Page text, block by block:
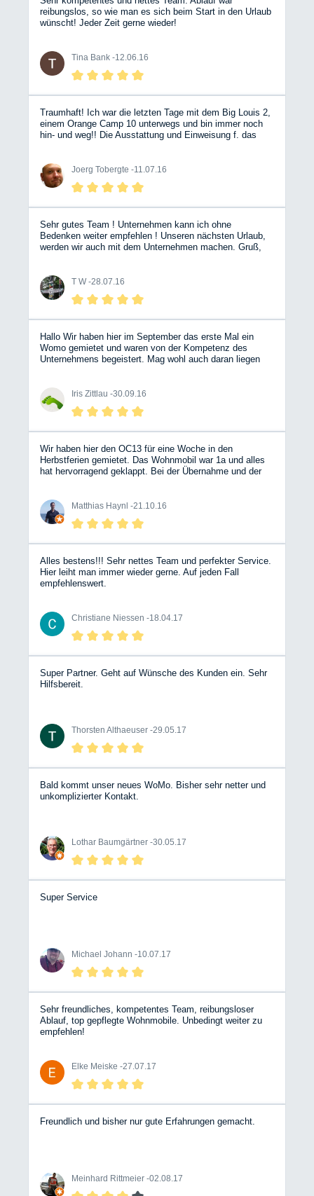
reibungslos, so wie man es sich beim Start in den Urlaub
wünscht! Jeder Zeit gerne wieder!
Tina Bank -12.06.16
Traumhaft! Ich war die letzten Tage mit dem Big Louis 2,
einem Orange Camp 10 unterwegs und bin immer noch
hin- und weg!! Die Ausstattung und Einweisung f. das
Maedels wissen genau, was sie tun!! :) Nicht lange
fackeln und buchen..
Joerg Tobergte -11.07.16
Sehr gutes Team ! Unternehmen kann ich ohne
Bedenken weiter empfehlen ! Unseren nächsten Urlaub,
werden wir auch mit dem Unternehmen machen. Gruß,
T W -28.07.16
Hallo Wir haben hier im September das erste Mal ein
Womo gemietet und waren von der Kompetenz des
Unternehmens begeistert. Mag wohl auch daran liegen
Buchungen wurden prompt beantwortet.Selbst ein
vorheriges anschauen des ausgewählten Womo war kein
Problem .Wir werden hier weiterhin buchen und freuen
Iris Zittlau -30.09.16
Wir haben hier den OC13 für eine Woche in den
Herbstferien gemietet. Das Wohnmobil war 1a und alles
hat hervorragend geklappt. Bei der Übernahme und der
Matthias Haynl -21.10.16
Alles bestens!!! Sehr nettes Team und perfekter Service.
Hier leiht man immer wieder gerne. Auf jeden Fall
empfehlenswert.
Christiane Niessen -18.04.17
Super Partner. Geht auf Wünsche des Kunden ein. Sehr
Hilfsbereit.
Thorsten Althaeuser -29.05.17
Bald kommt unser neues WoMo. Bisher sehr netter und
unkomplizierter Kontakt.
Lothar Baumgärtner -30.05.17
Super Service
Michael Johann -10.07.17
Sehr freundliches, kompetentes Team, reibungsloser
Ablauf, top gepflegte Wohnmobile. Unbedingt weiter zu
empfehlen!
Elke Meiske -27.07.17
Freundlich und bisher nur gute Erfahrungen gemacht.
Meinhard Rittmeier -02.08.17